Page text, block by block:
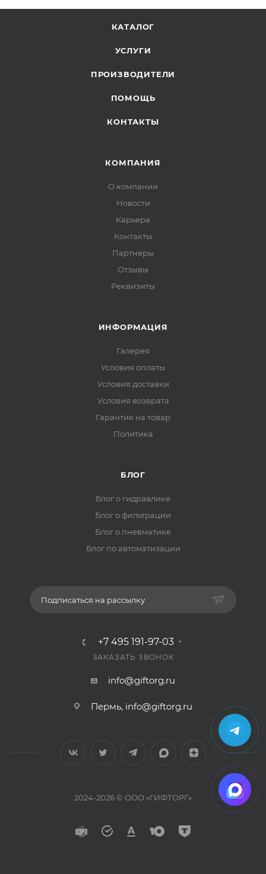
КАТАЛОГ
УСЛУГИ
ПРОИЗВОДИТЕЛИ
ПОМОЩЬ
КОНТАКТЫ
КОМПАНИЯ
О компании
Новости
Карьера
Контакты
Партнеры
Отзывы
Реквизиты
ИНФОРМАЦИЯ
Галерея
Условия оплаты
Условия доставки
Условия возврата
Гарантия на товар
Политика
БЛОГ
Блог о гидравлике
Блог о фильтрации
Блог о пневматике
Блог по автоматизации
Подписаться на рассылку
+7 495 191-97-03
ЗАКАЗАТЬ ЗВОНОК
info@giftorg.ru
Пермь, info@giftorg.ru
2024-2026 © ООО «ГИФТОРГ»